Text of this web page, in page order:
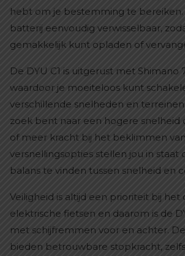
hebt om je bestemming te bereiken.
batterij eenvoudig verwisselbaar,
gemakkelijk kunt opladen of
De DYU C1 is uitgerust met Shimano
waardoor je moeiteloos kunt
verschillende snelheden en
zoek bent naar een hogere snelheid
of meer kracht bij het beklimmen
versnellingsopties stellen jou in staat
balans te vinden tussen snelheid en
Veiligheid is altijd een prioriteit bij
elektrische fietsen en daarom is de
met schijfremmen voor en achter.
bieden betrouwbare stopkracht,